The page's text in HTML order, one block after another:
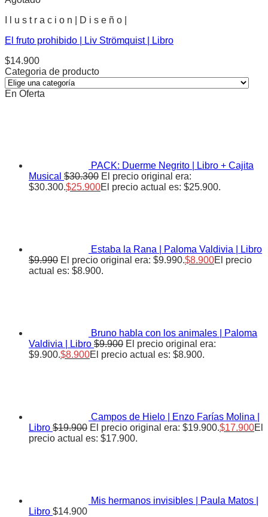
I l u s t r a c i o n | D i s e ñ o |
El fruto prohibido | Liv Strömquist | Libro
$14.900
Categoria de producto
En Oferta
PACK: Duerme Negrito | Libro + Cajita
Musical $30.300 El precio original era:
$30.300.$25.900El precio actual es: $25.900.
Estaba la Rana | Paloma Valdivia | Libro
$9.990 El precio original era: $9.990.$8.900El precio
actual es: $8.900.
Bruno habla con los animales | Paloma
Valdivia | Libro $9.900 El precio original era:
$9.900.$8.900El precio actual es: $8.900.
Campos de Hielo | Enzo Farías Molina |
Libro $19.900 El precio original era: $19.900.$17.900El
precio actual es: $17.900.
Mis hermanos invisibles | Paula Matos |
Libro $14.900